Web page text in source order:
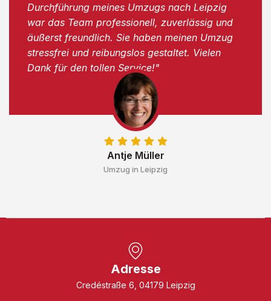
Antje Müller
Umzug in Leipzig
Durchführung meines Umzugs nach Leipzig
war das Team professionell, zuverlässig und
äußerst freundlich. Sie haben meinen Umzug
stressfrei und reibungslos gestaltet. Vielen
Dank für den tollen Service!"
Adresse
Credéstraße 6, 04179 Leipzig